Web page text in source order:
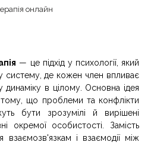
онлайн
— це підхід у психології, який
систему, де кожен член впливає
динаміку в цілому. Основна ідея
тому, що проблеми та конфлікти
бути зрозумілі й вирішені
окремої особистості. Замість
взаємозв'язкам і взаємодії між